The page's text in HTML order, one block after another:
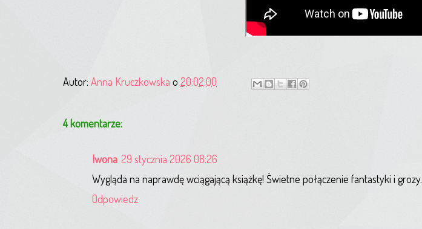
Autor: Anna Kruczkowska o 20:02:00
4 komentarze:
Iwona 29 stycznia 2026 08:26
Wygląda na naprawdę wciągającą książkę! Świetne połączenie fantastyki i grozy.
Odpowiedz